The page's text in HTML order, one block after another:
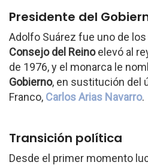
Presidente del
Adolfo Suárez fue uno de
Consejo del Reinoelevó al
de 1976, y el monarca le
Gobierno, en sustitución del
Franco, Carlos Arias Navarro.
Transición política
Desde el primer momento